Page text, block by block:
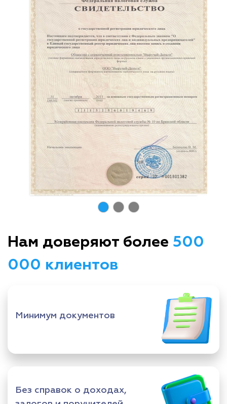
Нам доверяют более 500
000 клиентов
Минимум документов
Без справок о доходах,